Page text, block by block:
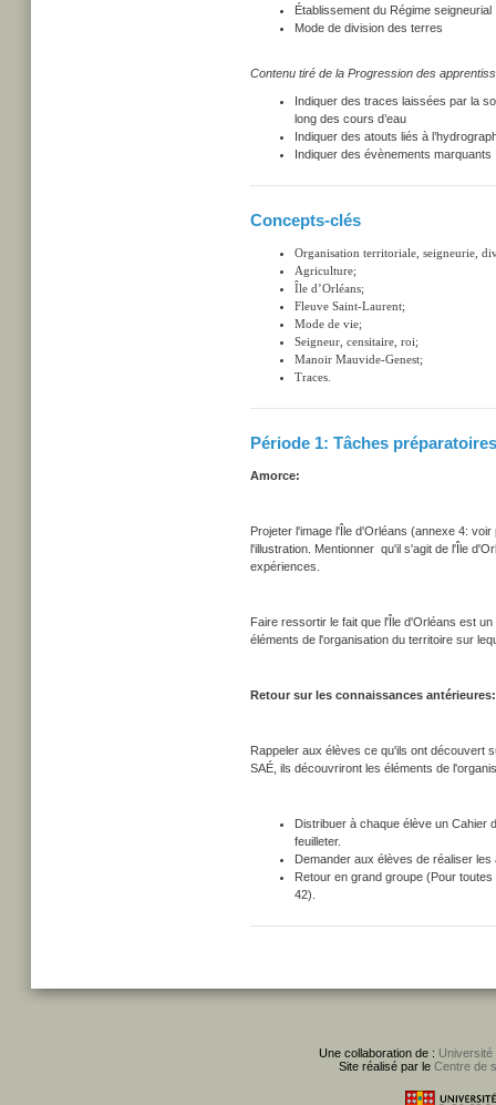
Établissement du Régime seigneurial
Mode de division des terres
Contenu tiré de la Progression des
Indiquer des traces laissées par la
long des cours d’eau
Indiquer des atouts liés à
Indiquer des évènements
Concepts-clés
Organisation territoriale, seigneurie, d
Agriculture;
Île d’Orléans;
Fleuve Saint-Laurent;
Mode de vie;
Seigneur, censitaire, roi;
Manoir Mauvide-Genest;
Traces.
Période 1: Tâches préparatoires
Amorce:
Projeter l'image l'Île d'Orléans (annexe 4: voir
l'illustration. Mentionner qu'il s'agit de l'Île
expériences.
Faire ressortir le fait que l'Île d'Orléans est
éléments de l'organisation du territoire sur
Retour sur les connaissances antérieures:
Rappeler aux élèves ce qu'ils ont découvert
SAÉ, ils découvriront les éléments de
Distribuer à chaque élève un Cahier
feuilleter.
Demander aux élèves de réaliser
Retour en grand groupe (Pour
42).
Une collaboration de : Université
Site réalisé par le Centre de